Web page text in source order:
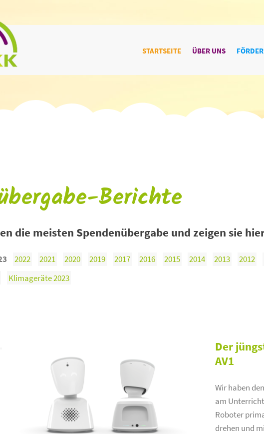
STARTSEITE ÜBER UNS
Berichte
die meisten Spendenübergabe und zeigen sie
2022 2021 2020 2019 2017 2016 2015 2014 2013 2012
Klimageräte 2023
Der
AV1
Wir haben
am
Roboter
drehen und